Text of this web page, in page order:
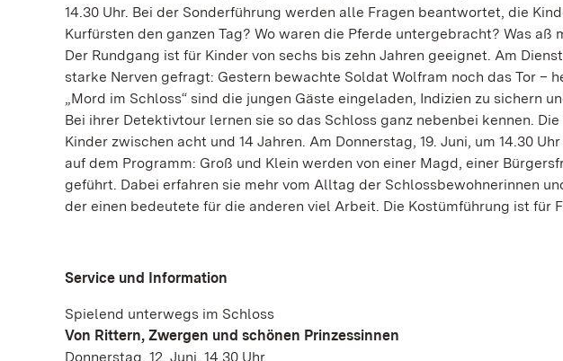
14.30 Uhr. Bei der Sonderführung werden alle Fragen beantwortet, die
Kurfürsten den ganzen Tag? Wo waren die Pferde untergebracht? Was
Der Rundgang ist für Kinder von sechs bis zehn Jahren geeignet. Am
starke Nerven gefragt: Gestern bewachte Soldat Wolfram noch das Tor –
„Mord im Schloss“ sind die jungen Gäste eingeladen, Indizien zu sichern
Bei ihrer Detektivtour lernen sie so das Schloss ganz nebenbei kennen.
Kinder zwischen acht und 14 Jahren. Am Donnerstag, 19. Juni, um 14.30
auf dem Programm: Groß und Klein werden von einer Magd, einer
geführt. Dabei erfahren sie mehr vom Alltag der Schlossbewohnerinnen
der einen bedeutete für die anderen viel Arbeit. Die Kostümführung ist für
Service und Information
Spielend unterwegs im Schloss
Von Rittern, Zwergen und schönen Prinzessinnen
Donnerstag, 12. Juni, 14.30 Uhr